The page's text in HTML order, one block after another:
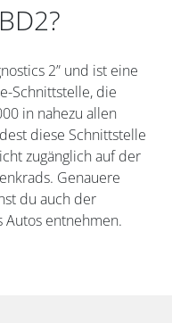
2” und ist eine
Schnittstelle, die
in nahezu allen
diese Schnittstelle
zugänglich auf der
Genauere
du auch der
Autos entnehmen.